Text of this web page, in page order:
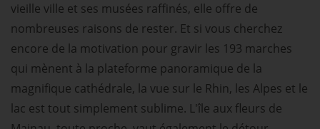
vieille ville et ses musées raffinés, elle offre de
nombreuses raisons de rester. Et si vous cherchez
encore de la motivation pour gravir les 193 marches
qui mènent à la plateforme panoramique de la
magnifique cathédrale, la vue sur le Rhin, les Alpes et le
lac est tout simplement sublime. L'île aux fleurs de